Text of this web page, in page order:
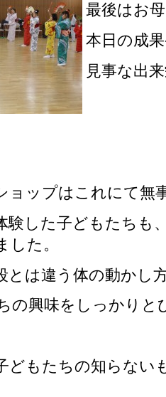
最後はお
本日の成
見事な出
ョップはこれにて無
験した子どもたちも
した。
とは違う体の動かし
の興味をしっかり
どもたちの知らない